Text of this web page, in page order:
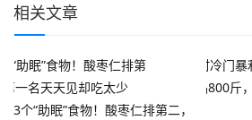
相关文章
3个“助眠”食物！酸枣仁排第二，